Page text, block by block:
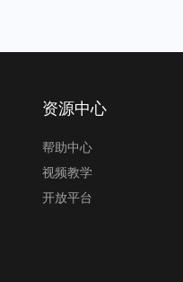
资源中心
帮助中心
视频教学
开放平台